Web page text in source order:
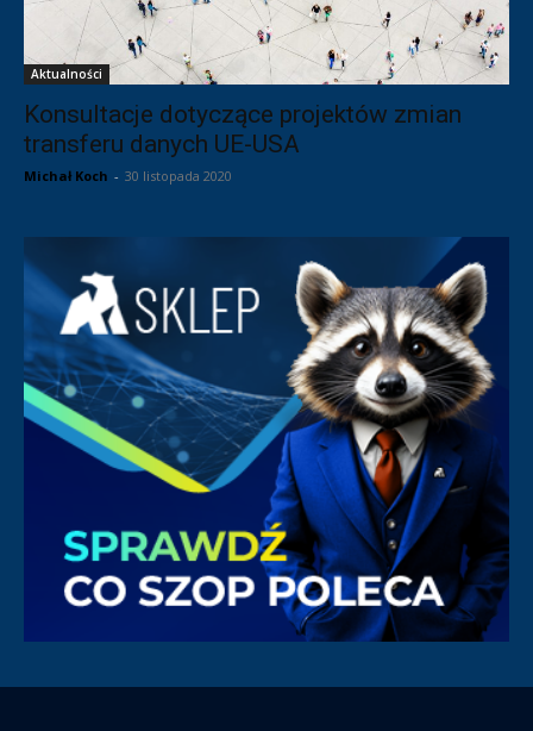
Aktualności
Konsultacje dotyczące projektów zmian
transferu danych UE-USA
Michał Koch - 30 listopada 2020